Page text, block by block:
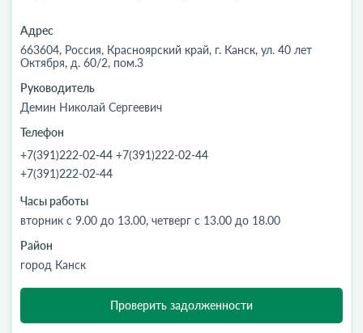
Адрес
663604, Россия, Красноярский край, г. Канск, ул. 40 лет
Октября, д. 60/2, пом.3
Руководитель
Демин Николай Сергеевич
Телефон
+7(391)222-02-44 +7(391)222-02-44
+7(391)222-02-44
Часы работы
вторник с 9.00 до 13.00, четверг с 13.00 до 18.00
Район
город Канск
Проверить задолженности